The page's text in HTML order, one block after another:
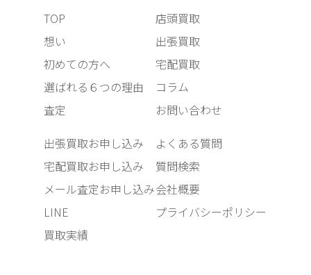
TOP
想い
初めての方へ
選ばれる６つの理由
査定
店頭買取
出張買取
宅配買取
コラム
お問い合わせ
出張買取お申し込み
宅配買取お申し込み
メール査定お申し込み
LINE
買取実績
よくある質問
質問検索
会社概要
プライバシーポリシー